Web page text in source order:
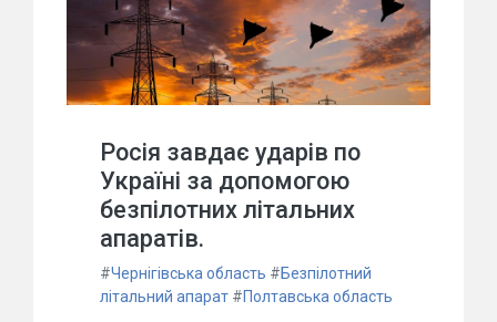
Росія завдає ударів по
Україні за допомогою
безпілотних літальних
апаратів.
#Чернігівська область #Безпілотний
літальний апарат #Полтавська область